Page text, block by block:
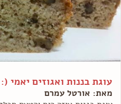
עוגת בננות ואגוזים יאמי (:
מאת: אורטל עמרם